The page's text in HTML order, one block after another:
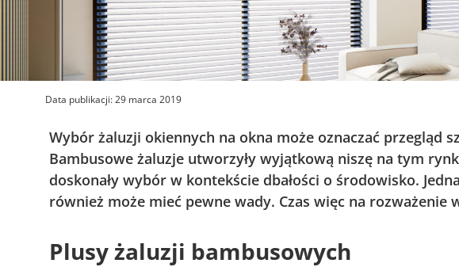
Data publikacji:29 marca 2019
Wybór żaluzji okiennych na okna może oznaczać przegląd
Bambusowe żaluzje utworzyły wyjątkową niszę na tym
doskonały wybór w kontekście dbałości o środowisko.
również może mieć pewne wady. Czas więc na rozważenie
Plusy żaluzji bambusowych